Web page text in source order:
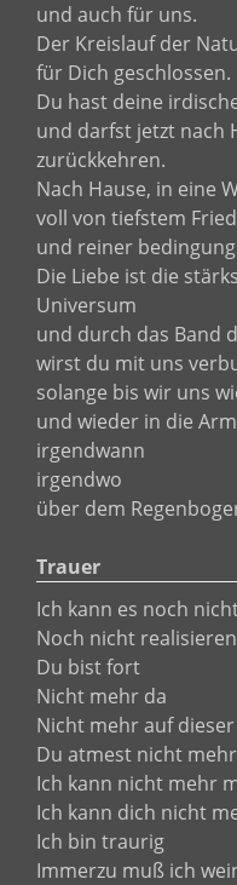
und auch für uns.
Der Kreislauf der
für Dich geschlossen.
Du hast deine
und darfst jetzt nach
zurückkehren.
Nach Hause, in eine
voll von tiefstem
und reiner
Die Liebe ist die
Universum
und durch das Band
wirst du mit uns
solange bis wir uns
und wieder in die
irgendwann
irgendwo
über dem
Trauer
Ich kann es noch
Noch nicht realisieren
Du bist fort
Nicht mehr da
Nicht mehr auf
Du atmest nicht
Ich kann nicht mehr
Ich kann dich nicht
Ich bin traurig
Immerzu muß ich